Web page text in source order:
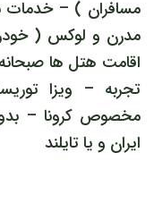
مسافران ) – خدمات
اقامت هتل ها
تجربه – ویزا
مخصوص کرونا –
ایران و یا تایلند